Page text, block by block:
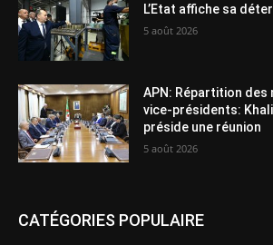
L’Etat affiche sa
5 août 2026
APN: Répartition
vice-présidents:
préside une réunion
5 août 2026
CATÉGORIES POPULAIRE